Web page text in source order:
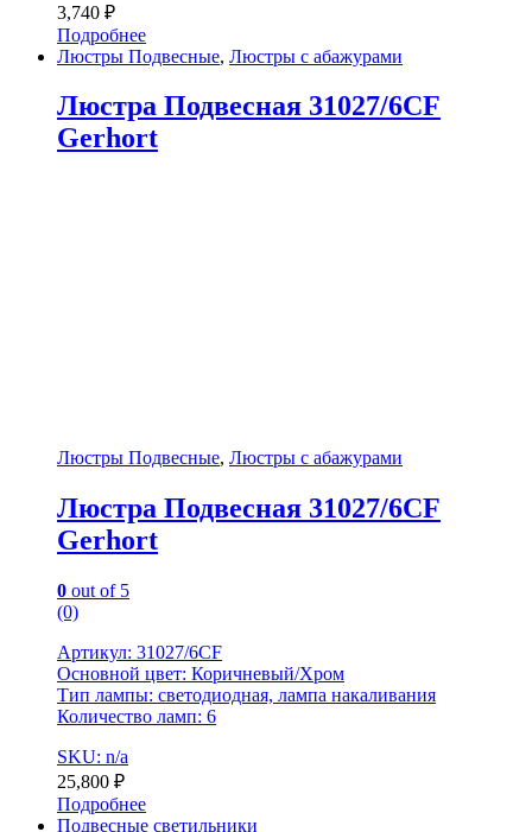
3,740 ₽
Подробнее
Люстры Подвесные, Люстры с абажурами
Люстра Подвесная 31027/6CF
Gerhort
Люстры Подвесные, Люстры с абажурами
Люстра Подвесная 31027/6CF
Gerhort
0 out of 5
(0)
Артикул: 31027/6CF
Основной цвет: Коричневый/Хром
Тип лампы: светодиодная, лампа накаливания
Количество ламп: 6
SKU: n/a
25,800 ₽
Подробнее
Подвесные светильники